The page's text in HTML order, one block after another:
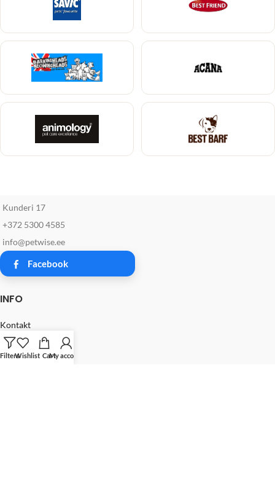
Kunderi 17
+372 5300 4585
info@petwise.ee
Facebook
INFO
Kontakt
Üldtingimused
Privaatsuspoliitika
FiltersWishlist CartMy account